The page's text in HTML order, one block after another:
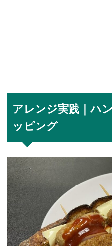
アレンジ実践｜ハ
ッピング